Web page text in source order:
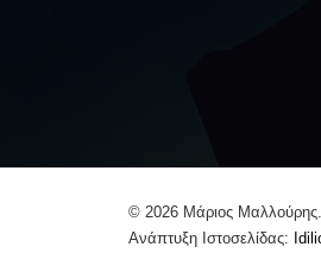
© 2026 Μάριος Μαλλούρης.
Ανάπτυξη Ιστοσελίδας: